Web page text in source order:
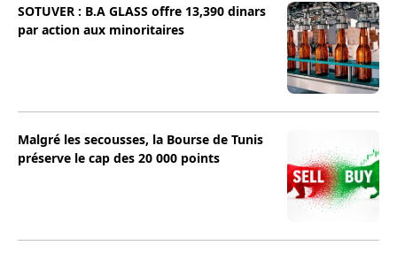
SOTUVER : B.A GLASS offre 13,390 dinars
par action aux minoritaires
Malgré les secousses, la Bourse de Tunis
préserve le cap des 20 000 points